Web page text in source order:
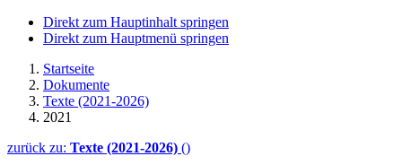
Direkt zum Hauptinhalt springen
Direkt zum Hauptmenü springen
Startseite
Dokumente
Texte (2021-2026)
2021
zurück zu: Texte (2021-2026) ()